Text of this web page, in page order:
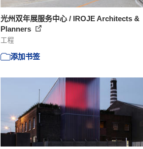
光州双年展服务中心 / IROJE Architects &
Planners
工程
添加书签